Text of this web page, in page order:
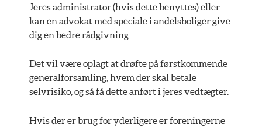
Jeres administrator (hvis dette benyttes) eller
kan en advokat med speciale i andelsboliger give
dig en bedre rådgivning.
Det vil være oplagt at drøfte på førstkommende
generalforsamling, hvem der skal betale
selvrisiko, og så få dette anført i jeres vedtægter.
Hvis der er brug for yderligere er foreningerne